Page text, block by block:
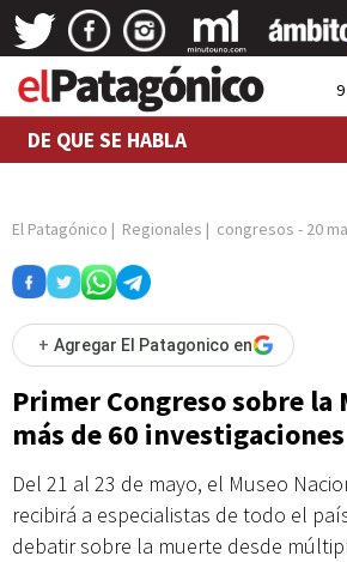
DE QUE SE HABLA
El Patagónico | Regionales | congresos - 20
+ Agregar El Patagonico en
Primer Congreso sobre la
más de 60 investigaciones
Del 21 al 23 de mayo, el Museo
recibirá a especialistas de todo el
debatir sobre la muerte desde